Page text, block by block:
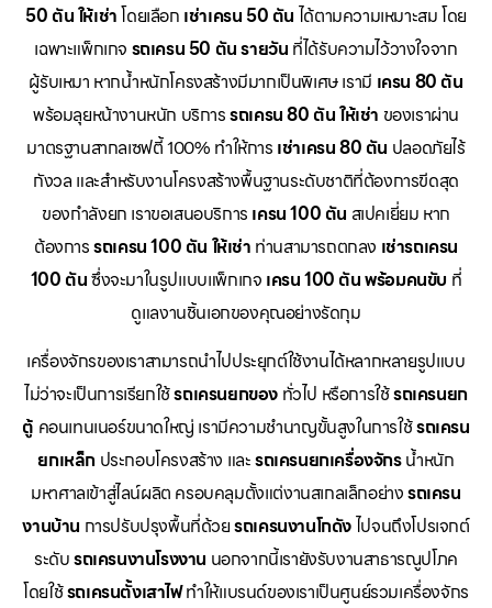
50 ตัน ให้เช่าโดยเลือก เช่าเครน 50 ตัน ได้ตามความเหมาะสม โดย
เฉพาะแพ็กเกจ รถเครน 50 ตัน รายวัน ที่ได้รับความไว้วางใจจาก
ผู้รับเหมา หากน้ำหนักโครงสร้างมีมากเป็นพิเศษ เรามี เครน 80 ตัน
พร้อมลุยหน้างานหนัก บริการรถเครน 80 ตัน ให้เช่า ของเราผ่าน
มาตรฐานสากลเซฟตี้ 100% ทำให้การ เช่าเครน 80 ตัน ปลอดภัยไร้
กังวล และสำหรับงานโครงสร้างพื้นฐานระดับชาติที่ต้องการขีดสุด
ของกำลังยก เราขอเสนอบริการ เครน 100 ตัน สเปคเยี่ยม หาก
ต้องการรถเครน 100 ตัน ให้เช่า ท่านสามารถตกลง เช่ารถเครน
100 ตันซึ่งจะมาในรูปแบบแพ็กเกจ เครน 100 ตัน พร้อมคนขับ ที่
ดูแลงานชิ้นเอกของคุณอย่างรัดกุม
เครื่องจักรของเราสามารถนำไปประยุกต์ใช้งานได้หลากหลายรูปแบบ
ไม่ว่าจะเป็นการเรียกใช้รถเครนยกของ ทั่วไป หรือการใช้รถเครนยก
ตู้ คอนเทนเนอร์ขนาดใหญ่ เรามีความชำนาญขั้นสูงในการใช้รถเครน
ยกเหล็ก ประกอบโครงสร้าง และรถเครนยกเครื่องจักรน้ำหนัก
มหาศาลเข้าสู่ไลน์ผลิต ครอบคลุมตั้งแต่งานสเกลเล็กอย่างรถเครน
งานบ้าน การปรับปรุงพื้นที่ด้วยรถเครนงานโกดังไปจนถึงโปรเจกต์
ระดับรถเครนงานโรงงาน นอกจากนี้เรายังรับงานสาธารณูปโภค
โดยใช้รถเครนตั้งเสาไฟทำให้แบรนด์ของเราเป็นศูนย์รวมเครื่องจักร